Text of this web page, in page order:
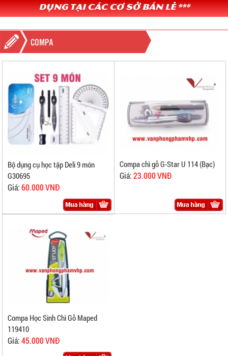
dụng tại các cơ sở bán lẻ ***
COMPA
Bộ dụng cụ học tập Deli 9 món
G30695
Giá:60.000 VNĐ
Compa chì gỗ G-Star U 114 (Bạc)
Giá:23.000 VNĐ
Compa Học Sinh Chì Gỗ Maped
119410
Giá:45.000 VNĐ